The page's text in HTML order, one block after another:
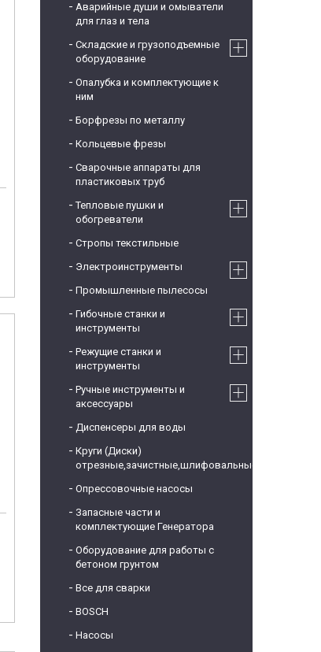
Аварийные души и омыватели
для глаз и тела
Складские и грузоподъемные
оборудование
Опалубка и комплектующие к
ним
Борфрезы по металлу
Кольцевые фрезы
Сварочные аппараты для
пластиковых труб
Тепловые пушки и
обогреватели
Стропы текстильные
Электроинструменты
Промышленные пылесосы
Гибочные станки и
инструменты
Режущие станки и
инструменты
Ручные инструменты и
аксессуары
Диспенсеры для воды
Круги (Диски)
отрезные,зачистные,шлифовальные
Опрессовочные насосы
Запасные части и
комплектующие Генератора
Оборудование для работы с
бетоном грунтом
Все для сварки
BOSCH
Насосы